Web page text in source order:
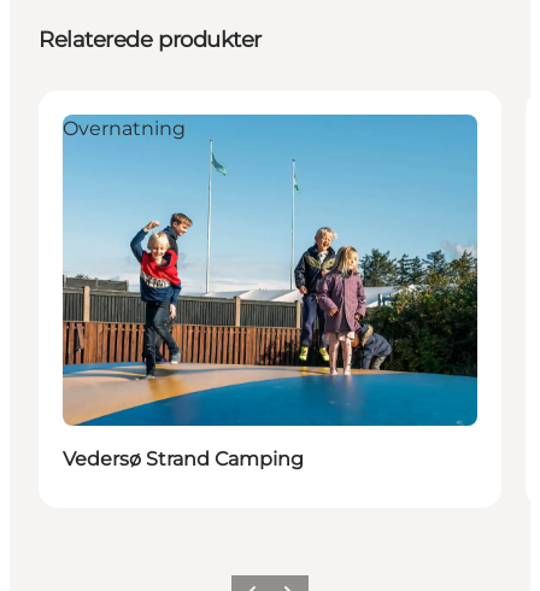
Relaterede produkter
Overnatning
Vedersø Strand Camping